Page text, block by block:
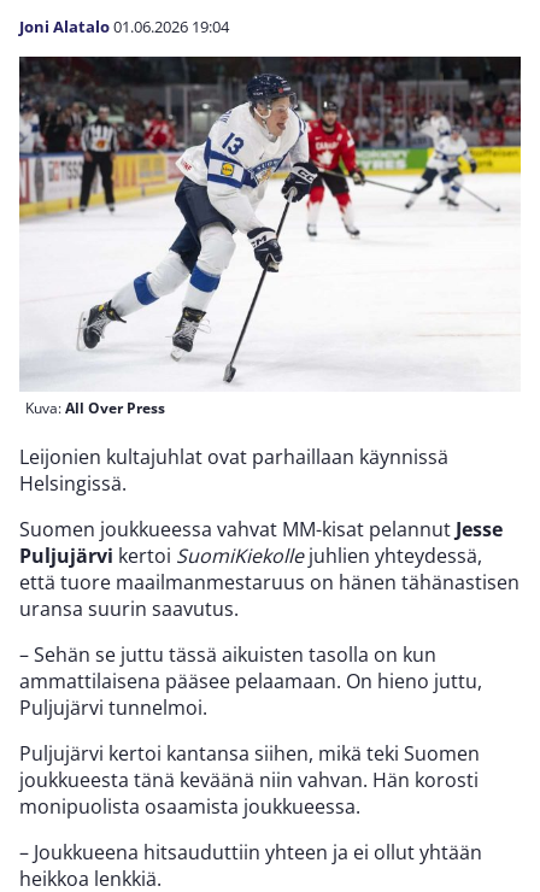
Joni Alatalo01.06.2026 19:04
Kuva:All Over Press
Leijonien kultajuhlat ovat parhaillaan käynnissä
Helsingissä.
Suomen joukkueessa vahvat MM-kisat pelannut Jesse
Puljujärvi kertoi SuomiKiekollejuhlien yhteydessä,
että tuore maailmanmestaruus on hänen tähänastisen
uransa suurin saavutus.
– Sehän se juttu tässä aikuisten tasolla on kun
ammattilaisena pääsee pelaamaan. On hieno juttu,
Puljujärvi tunnelmoi.
Puljujärvi kertoi kantansa siihen, mikä teki Suomen
joukkueesta tänä keväänä niin vahvan. Hän korosti
monipuolista osaamista joukkueessa.
– Joukkueena hitsauduttiin yhteen ja ei ollut yhtään
heikkoa lenkkiä.